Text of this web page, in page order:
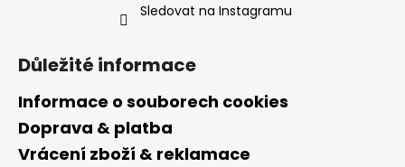
Sledovat na Instagramu
Důležité informace
Informace o souborech cookies
Doprava & platba
Vrácení zboží & reklamace